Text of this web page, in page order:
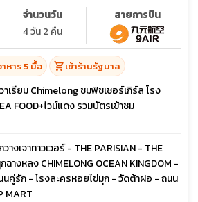
จำนวนวัน
4 วัน 2 คืน
สายการบิน
าหาร 5 มื้อ shopping_cartเข้าร้านรัฐบาล
เรียม Chimelong ชมฟิชเชอร์เกิร์ล โรง
FOOD+ไวน์แดง รวมบัตรเข้าชม
างเจาทาวเวอร์ - THE PARISIAN - THE
างหลง CHIMELONG OCEAN KINGDOM -
นคู่รัก - โรงละครหอยไข่มุก - วัดต้าฝอ - ถนน
MART